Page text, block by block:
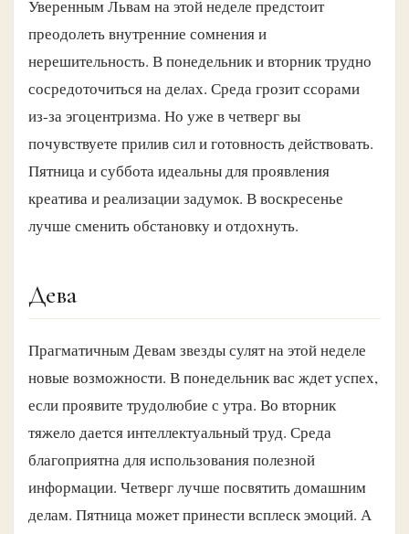
Уверенным Львам на этой неделе предстоит
преодолеть внутренние сомнения и
нерешительность. В понедельник и вторник трудно
сосредоточиться на делах. Среда грозит ссорами
из-за эгоцентризма. Но уже в четверг вы
почувствуете прилив сил и готовность действовать.
Пятница и суббота идеальны для проявления
креатива и реализации задумок. В воскресенье
лучше сменить обстановку и отдохнуть.
Дева
Прагматичным Девам звезды сулят на этой неделе
новые возможности. В понедельник вас ждет успех,
если проявите трудолюбие с утра. Во вторник
тяжело дается интеллектуальный труд. Среда
благоприятна для использования полезной
информации. Четверг лучше посвятить домашним
делам. Пятница может принести всплеск эмоций. А